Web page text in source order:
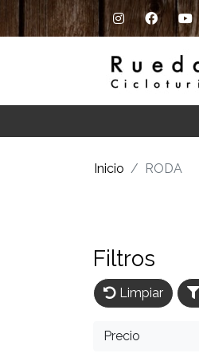
Inicio RODA
Filtros
Limpiar
Precio